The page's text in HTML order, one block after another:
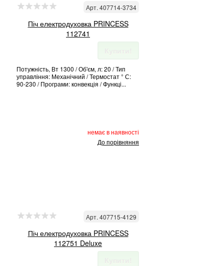
Арт. 407714-3734
Піч електродуховка PRINCESS
112741
Потужність, Вт 1300 / Об'єм, л: 20 / Тип
управління: Механічний / Термостат ° С:
90-230 / Програми: конвекція / Функці...
немає в наявності
До порівняння
Арт. 407715-4129
Піч електродуховка PRINCESS
112751 Deluxe